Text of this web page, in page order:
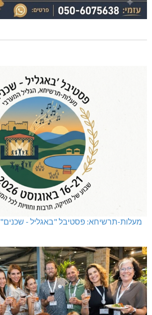
מעלות-תרשיחא: פסטיבל "באגליל - שכנים"